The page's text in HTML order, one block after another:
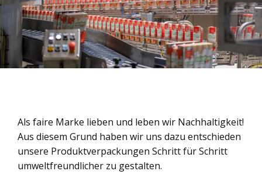
Als faire Marke lieben und leben wir Nachhaltigkeit!
Aus diesem Grund haben wir uns dazu entschieden
unsere Produktverpackungen Schritt für Schritt
umweltfreundlicher zu gestalten.